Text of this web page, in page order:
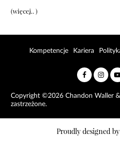
(więcej…)
Copyright ©2026 Chandon Waller
zastrzeżone.
Kompetencje Kariera
Proudly designed by